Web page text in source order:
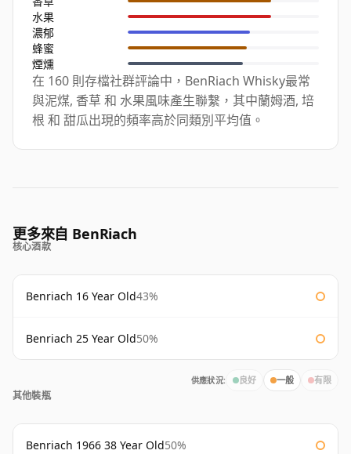
水果
濃郁
蜂蜜
煙燻
在 160 則存檔社群評論中，BenRiach Whisky最常
與泥煤, 香草 和 水果風味產生聯繫，其中蘭姆酒, 培
根 和 甜瓜出現的頻率高於同類別平均值。
更多來自 BenRiach
核心酒款
Benriach 16 Year Old43%
Benriach 25 Year Old50%
供應狀況: 良好 一般 有限
其他裝瓶
Benriach 1966 38 Year Old50%